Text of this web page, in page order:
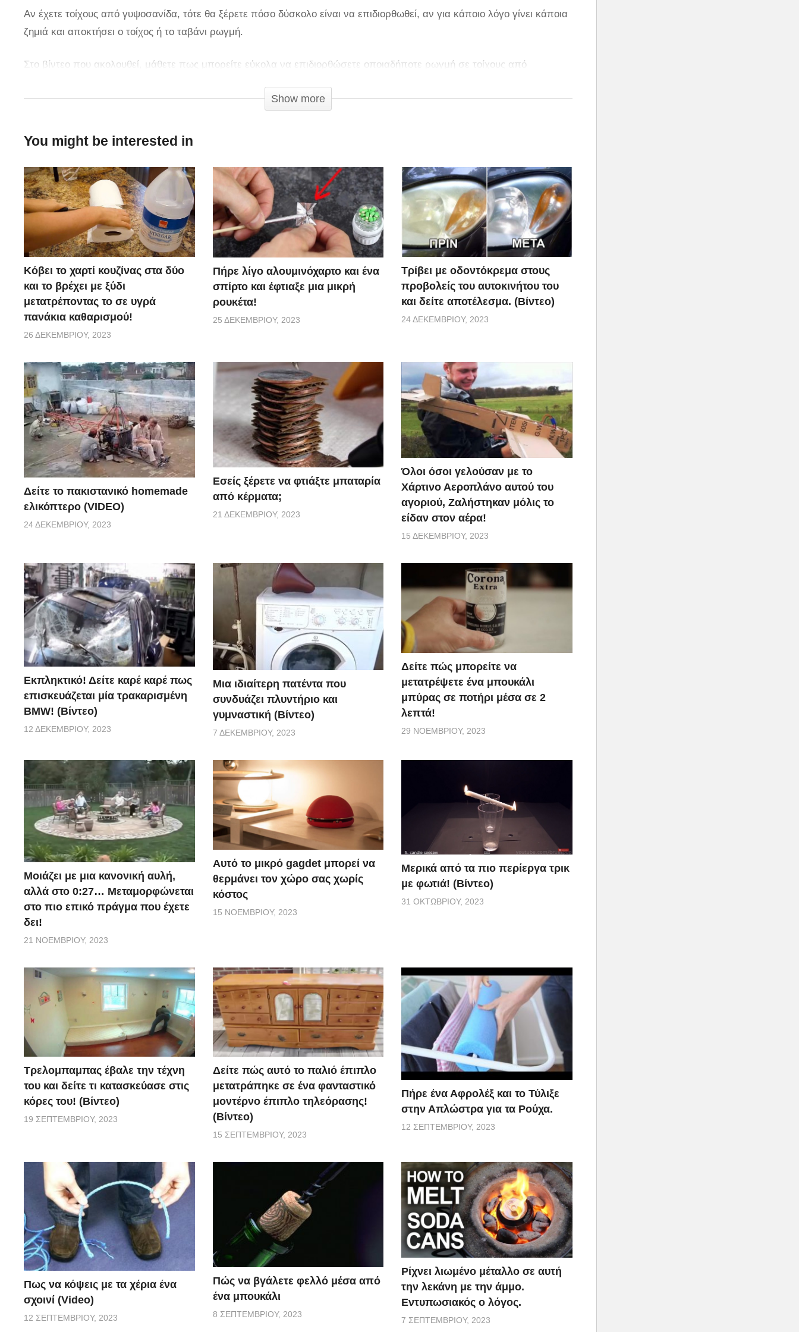
Αν έχετε τοίχους από γυψοσανίδα, τότε θα ξέρετε πόσο δύσκολο είναι να επιδιορθωθεί, αν για κάποιο λόγο γίνει κάποια
ζημιά και αποκτήσει ο τοίχος ή το ταβάνι ρωγμή.
Στο βίντεο που ακολουθεί, μάθετε πως μπορείτε εύκολα να επιδιορθώσετε οποιαδήποτε ρωγμή σε τοίχους από
Show more
You might be interested in
Κόβει το χαρτί κουζίνας στα δύο
και το βρέχει με ξύδι
μετατρέποντας το σε υγρά
πανάκια καθαρισμού!
26 ΔΕΚΕΜΒΡΊΟΥ, 2023
Πήρε λίγο αλουμινόχαρτο και ένα
σπίρτο και έφτιαξε μια μικρή
ρουκέτα!
25 ΔΕΚΕΜΒΡΊΟΥ, 2023
Τρίβει με οδοντόκρεμα στους
προβολείς του αυτοκινήτου του
και δείτε αποτέλεσμα. (Βίντεο)
24 ΔΕΚΕΜΒΡΊΟΥ, 2023
Δείτε το πακιστανικό homemade
ελικόπτερο (VIDEO)
24 ΔΕΚΕΜΒΡΊΟΥ, 2023
Εσείς ξέρετε να φτιάξτε μπαταρία
από κέρματα;
21 ΔΕΚΕΜΒΡΊΟΥ, 2023
Όλοι όσοι γελούσαν με το
Χάρτινο Αεροπλάνο αυτού του
αγοριού, Ζαλήστηκαν μόλις το
είδαν στον αέρα!
15 ΔΕΚΕΜΒΡΊΟΥ, 2023
Εκπληκτικό! Δείτε καρέ καρέ πως
επισκευάζεται μία τρακαρισμένη
BMW! (Βίντεο)
12 ΔΕΚΕΜΒΡΊΟΥ, 2023
Μια ιδιαίτερη πατέντα που
συνδυάζει πλυντήριο και
γυμναστική (Βίντεο)
7 ΔΕΚΕΜΒΡΊΟΥ, 2023
Δείτε πώς μπορείτε να
μετατρέψετε ένα μπουκάλι
μπύρας σε ποτήρι μέσα σε 2
λεπτά!
29 ΝΟΕΜΒΡΊΟΥ, 2023
Μοιάζει με μια κανονική αυλή,
αλλά στο 0:27… Μεταμορφώνεται
στο πιο επικό πράγμα που έχετε
δει!
21 ΝΟΕΜΒΡΊΟΥ, 2023
Αυτό το μικρό gagdet μπορεί να
θερμάνει τον χώρο σας χωρίς
κόστος
15 ΝΟΕΜΒΡΊΟΥ, 2023
Μερικά από τα πιο περίεργα τρικ
με φωτιά! (Βίντεο)
31 ΟΚΤΩΒΡΊΟΥ, 2023
Τρελομπαμπας έβαλε την τέχνη
του και δείτε τι κατασκεύασε στις
κόρες του! (Βίντεο)
19 ΣΕΠΤΕΜΒΡΊΟΥ, 2023
Δείτε πώς αυτό το παλιό έπιπλο
μετατράπηκε σε ένα φανταστικό
μοντέρνο έπιπλο τηλεόρασης!
(Βίντεο)
15 ΣΕΠΤΕΜΒΡΊΟΥ, 2023
Πήρε ένα Αφρολέξ και το Τύλιξε
στην Απλώστρα για τα Ρούχα.
12 ΣΕΠΤΕΜΒΡΊΟΥ, 2023
Πως να κόψεις με τα χέρια ένα
σχοινί (Video)
12 ΣΕΠΤΕΜΒΡΊΟΥ, 2023
Πώς να βγάλετε φελλό μέσα από
ένα μπουκάλι
8 ΣΕΠΤΕΜΒΡΊΟΥ, 2023
Ρίχνει λιωμένο μέταλλο σε αυτή
την λεκάνη με την άμμο.
Εντυπωσιακός ο λόγος.
7 ΣΕΠΤΕΜΒΡΊΟΥ, 2023